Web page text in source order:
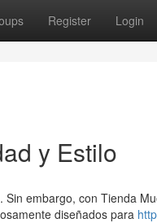
Register Login
y Estilo
embargo, con Tienda
diseñados para